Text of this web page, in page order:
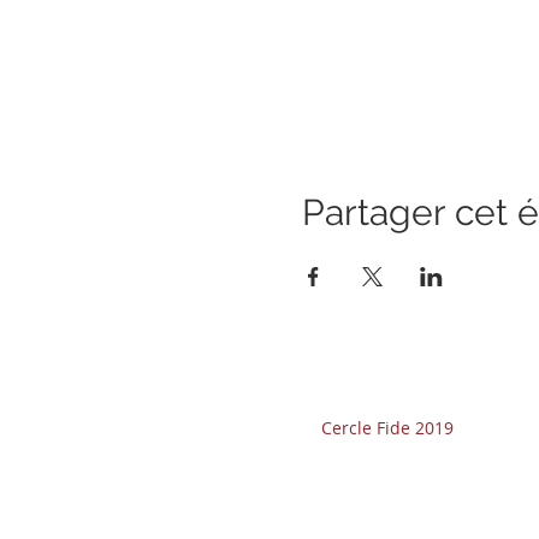
Partager cet
Cercle Fide 2019